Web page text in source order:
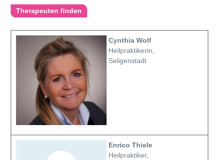
Therapeuten finden
Cynthia Wolf
Heilpraktikerin,
Seligenstadt
Enrico Thiele
Heilpraktiker,